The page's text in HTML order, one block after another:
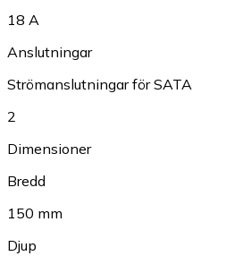
18 A
Anslutningar
Strömanslutningar för SATA
2
Dimensioner
Bredd
150 mm
Djup